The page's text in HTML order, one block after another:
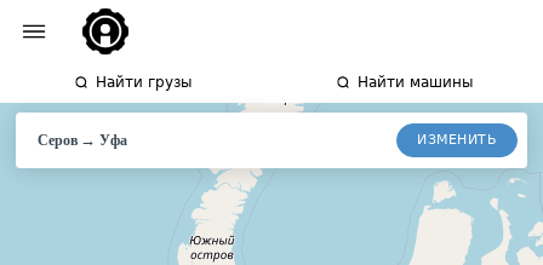
Найти грузы Найти машины
Серов→Уфа ИЗМЕНИТЬ